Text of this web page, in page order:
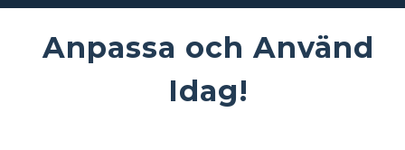
Anpassa och Använd
Idag!